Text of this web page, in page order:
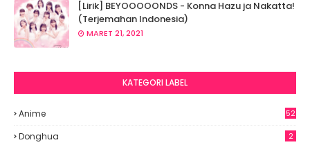
[Lirik] BEYOOOOONDS - Konna Hazu ja Nakatta!
(Terjemahan Indonesia)
MARET 21, 2021
KATEGORI LABEL
Anime
52
Donghua 2